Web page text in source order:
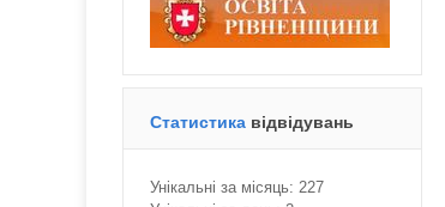
Статистика відвідувань
Унікальні за місяць: 227